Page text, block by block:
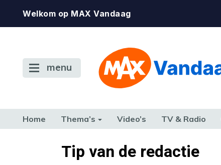
Welkom op MAX Vandaag
menu
Home Thema’s Video’s TV & Radio
TERUG NAAR TOENTip van de redactie